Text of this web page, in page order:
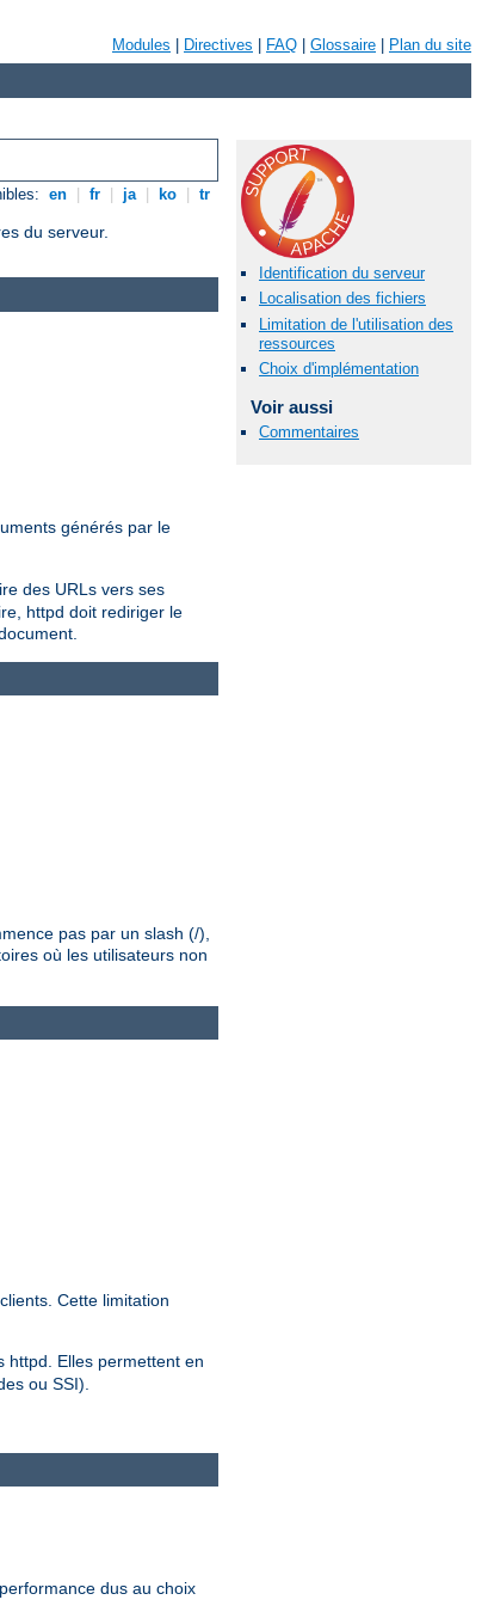
Modules Directives FAQ Glossaire Plan du site
en fr ja ko tr
du serveur.
Identification du serveur
Localisation des fichiers
Limitation de l'utilisation des
ressources
Choix d'implémentation
Voir aussi
Commentaires
générés par le
des URLs vers ses
httpd doit rediriger le
pas par un slash (/),
où les utilisateurs non
Cette limitation
httpd. Elles permettent en
ou SSI).
dus au choix